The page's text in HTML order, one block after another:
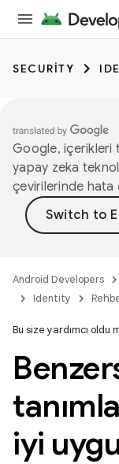
SECURITY
Google, içerikleri
yapay zeka
çevirilerinde hata
Android Developers
Identity
Bu size yardımcı oldu
iyi